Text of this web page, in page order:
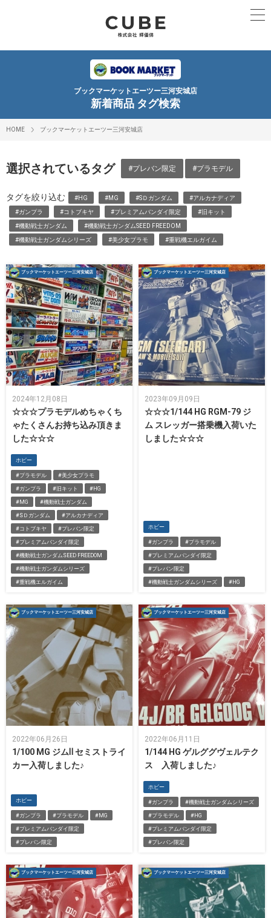
ブックマーケットエーツー三河安城店
新着商品 タグ検索
HOME ブックマーケットエーツー三河安城店
選択されているタグ #プレバン限定 #プラモデル
タグを絞り込む #HG #MG #SＤガンダム #アルカナディア
#ガンプラ #コトブキヤ #プレミアムバンダイ限定 #旧キット
#機動戦士ガンダム #機動戦士ガンダムSEED FREEDOM
#機動戦士ガンダムシリーズ #美少女プラモ #重戦機エルガイム
ブックマーケットエーツー三河安城店
2024年12月08日
☆☆☆プラモデルめちゃくち
ゃたくさんお持ち込み頂きま
した☆☆☆
ホビー
#プラモデル #美少女プラモ
#ガンプラ #旧キット #HG
#MG #機動戦士ガンダム
#SＤガンダム #アルカナディア
#コトブキヤ #プレバン限定
#プレミアムバンダイ限定
#機動戦士ガンダムSEED FREEDOM
#機動戦士ガンダムシリーズ
#重戦機エルガイム
ブックマーケットエーツー三河安城店
2023年09月09日
☆☆☆1/144 HG RGM-79 ジ
ム スレッガー搭乗機入荷いた
しました☆☆☆
ホビー
#ガンプラ #プラモデル
#プレミアムバンダイ限定
#プレバン限定
#機動戦士ガンダムシリーズ #HG
ブックマーケットエーツー三河安城店
2022年06月26日
1/100 MG ジムⅡ セミストライ
カー入荷しました♪
ホビー
#ガンプラ #プラモデル #MG
#プレミアムバンダイ限定
#プレバン限定
ブックマーケットエーツー三河安城店
2022年06月11日
1/144 HG ゲルググヴェルテク
ス 入荷しました♪
ホビー
#ガンプラ #機動戦士ガンダムシリーズ
#プラモデル #HG
#プレミアムバンダイ限定
#プレバン限定
ブックマーケットエーツー三河安城店 ブックマーケットエーツー三河安城店